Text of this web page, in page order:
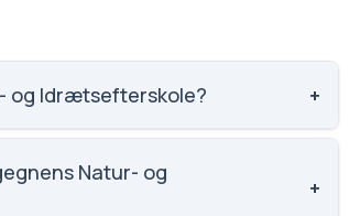
og Idrætsefterskole? +
hvilket gør den til nummer 1599 ud af
Natur- og
+